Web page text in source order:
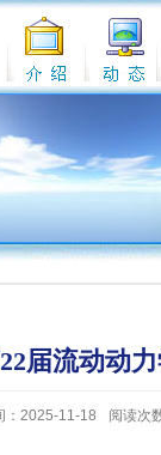
届流动动
：2025-11-18 阅读次